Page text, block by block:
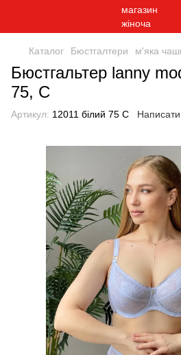
Каталог Бюстгалтери м'яка
Бюстгальтер lanny
75, C
Артикул: 12011 білий 75 С Написати